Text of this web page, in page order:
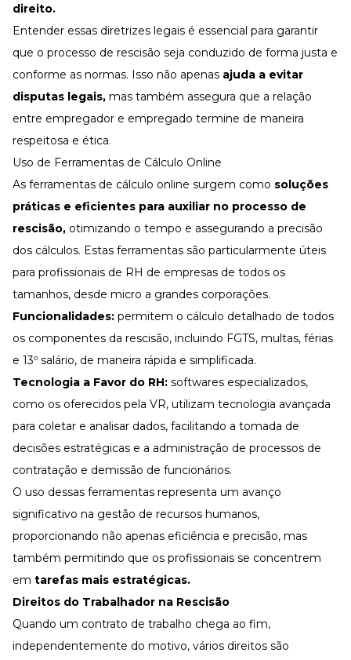
direito.
Entender essas diretrizes legais é essencial para garantir
que o processo de rescisão seja conduzido de forma justa e
conforme as normas. Isso não apenas ajuda a evitar
disputas legais, mas também assegura que a relação
entre empregador e empregado termine de maneira
respeitosa e ética.
Uso de Ferramentas de Cálculo Online
As ferramentas de cálculo online surgem como soluções
práticas e eficientes para auxiliar no processo de
rescisão, otimizando o tempo e assegurando a precisão
dos cálculos. Estas ferramentas são particularmente úteis
para profissionais de RH de empresas de todos os
tamanhos, desde micro a grandes corporações.
Funcionalidades: permitem o cálculo detalhado de todos
os componentes da rescisão, incluindo FGTS, multas, férias
e 13º salário, de maneira rápida e simplificada.
Tecnologia a Favor do RH: softwares especializados,
como os oferecidos pela VR, utilizam tecnologia avançada
para coletar e analisar dados, facilitando a tomada de
decisões estratégicas e a administração de processos de
contratação e demissão de funcionários.
O uso dessas ferramentas representa um avanço
significativo na gestão de recursos humanos,
proporcionando não apenas eficiência e precisão, mas
também permitindo que os profissionais se concentrem
em tarefas mais estratégicas.
Direitos do Trabalhador na Rescisão
Quando um contrato de trabalho chega ao fim,
independentemente do motivo, vários direitos são